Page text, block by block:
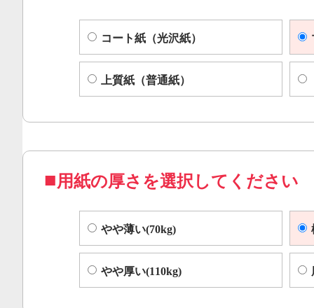
コート紙（光沢紙）
上質紙（普通紙）
用紙の厚さを選択してください
やや薄い(70kg)
やや厚い(110kg)